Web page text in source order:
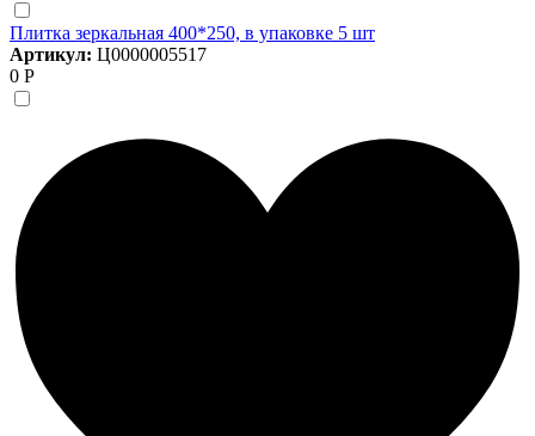
Плитка зеркальная 400*250, в упаковке 5 шт
Артикул: Ц0000005517
0 Р